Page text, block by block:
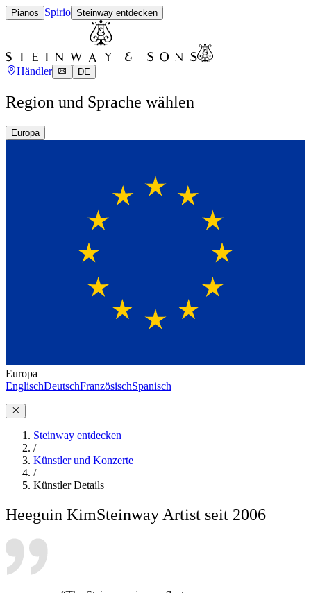
Pianos Spirio Steinway entdecken
Händler DE
Region und Sprache wählen
Europa
Europa
EnglischDeutschFranzösischSpanisch
Steinway entdecken
/
Künstler und Konzerte
/
Künstler Details
Heeguin KimSteinway Artist seit 2006